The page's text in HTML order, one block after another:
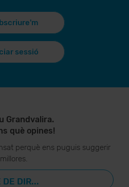
sessió
Grandvalira.
què opines!
perquè ens puguis suggerir
millores.
DE DIR...